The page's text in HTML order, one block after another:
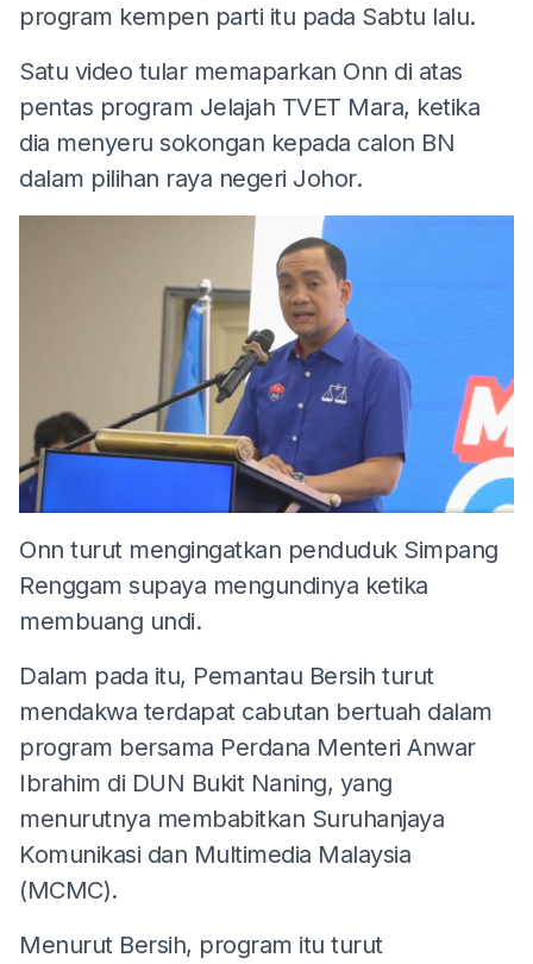
program kempen parti itu pada Sabtu lalu.
Satu video tular memaparkan Onn di atas
pentas program Jelajah TVET Mara, ketika
dia menyeru sokongan kepada calon BN
dalam pilihan raya negeri Johor.
Onn turut mengingatkan penduduk Simpang
Renggam supaya mengundinya ketika
membuang undi.
Dalam pada itu, Pemantau Bersih turut
mendakwa terdapat cabutan bertuah dalam
program bersama Perdana Menteri Anwar
Ibrahim di DUN Bukit Naning, yang
menurutnya membabitkan Suruhanjaya
Komunikasi dan Multimedia Malaysia
(MCMC).
Menurut Bersih, program itu turut